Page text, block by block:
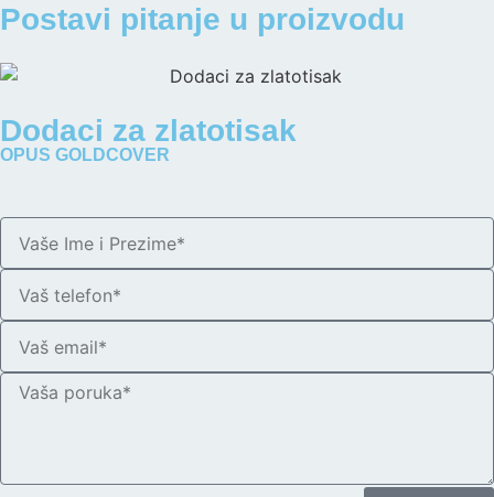
Postavi pitanje u proizvodu
Dodaci za zlatotisak
OPUS GOLDCOVER